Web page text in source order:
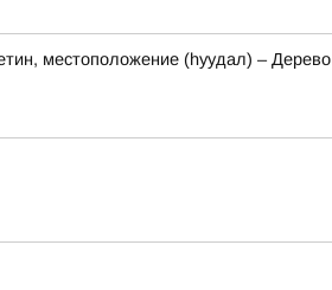
местоположение (hуудал) – Дерево